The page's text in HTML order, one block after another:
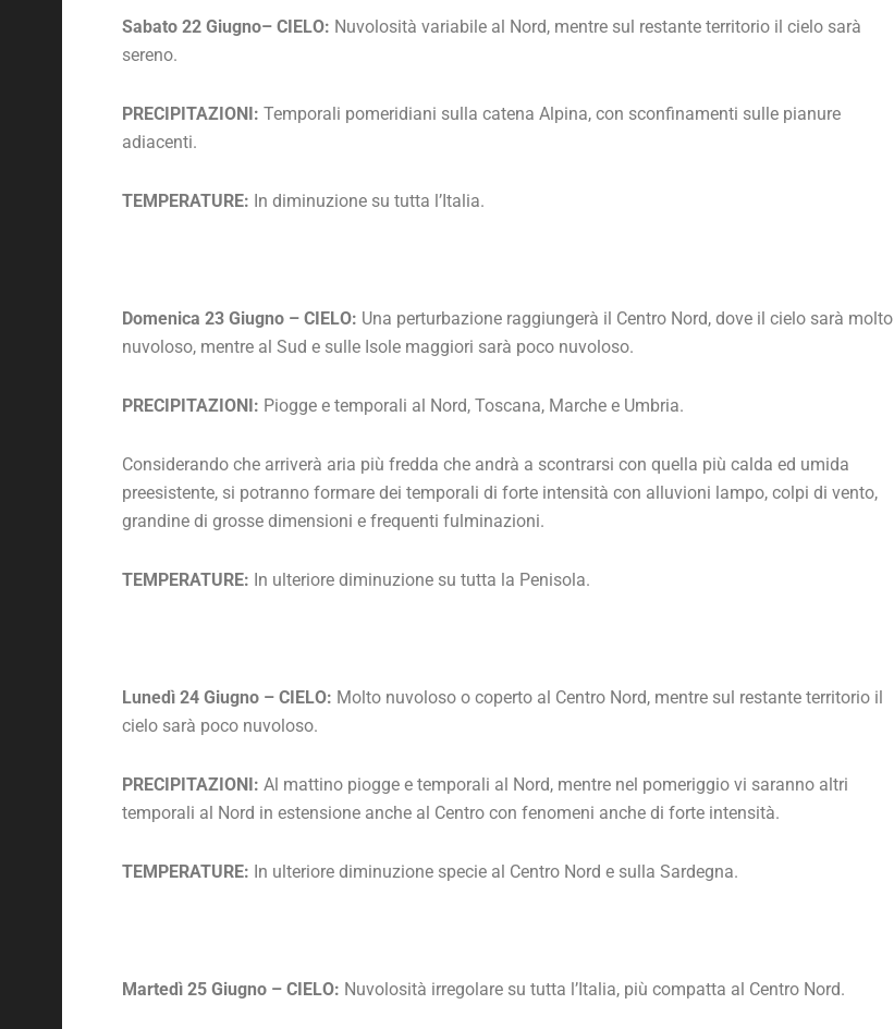
Sabato 22 Giugno– CIELO: Nuvolosità variabile al Nord, mentre sul restante territorio il cielo sarà
sereno.
PRECIPITAZIONI: Temporali pomeridiani sulla catena Alpina, con sconfinamenti sulle pianure
adiacenti.
TEMPERATURE: In diminuzione su tutta l’Italia.
Domenica 23 Giugno – CIELO: Una perturbazione raggiungerà il Centro Nord, dove il cielo sarà molto
nuvoloso, mentre al Sud e sulle Isole maggiori sarà poco nuvoloso.
PRECIPITAZIONI: Piogge e temporali al Nord, Toscana, Marche e Umbria.
Considerando che arriverà aria più fredda che andrà a scontrarsi con quella più calda ed umida
preesistente, si potranno formare dei temporali di forte intensità con alluvioni lampo, colpi di vento,
grandine di grosse dimensioni e frequenti fulminazioni.
TEMPERATURE: In ulteriore diminuzione su tutta la Penisola.
Lunedì 24 Giugno – CIELO: Molto nuvoloso o coperto al Centro Nord, mentre sul restante territorio il
cielo sarà poco nuvoloso.
PRECIPITAZIONI: Al mattino piogge e temporali al Nord, mentre nel pomeriggio vi saranno altri
temporali al Nord in estensione anche al Centro con fenomeni anche di forte intensità.
TEMPERATURE: In ulteriore diminuzione specie al Centro Nord e sulla Sardegna.
Martedì 25 Giugno – CIELO: Nuvolosità irregolare su tutta l’Italia, più compatta al Centro Nord.